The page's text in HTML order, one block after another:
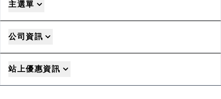
主選單
公司資訊
站上優惠資訊